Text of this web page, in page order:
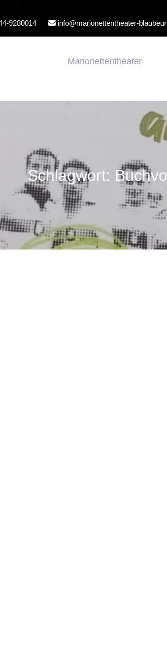
9280014 info@marionettentheater-
Marionettentheater
Schlagwort: